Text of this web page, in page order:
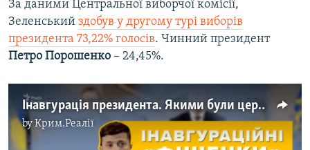
За даними Центральної виборчої комісії,
Зеленський здобув у другому турі виборів
президента 73,22% голосів. Чинний президент
Петро Порошенко – 24,45%.
Інавгурація президента. Якими були церемонії попередніх президентів – відео
byКрим.Реалії